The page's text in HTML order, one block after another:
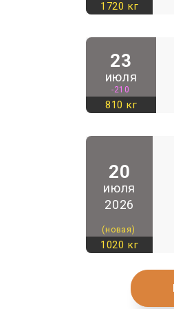
1720 кг
23
июля
810 кг
-210
20
июля
2026
1020 кг
(новая)